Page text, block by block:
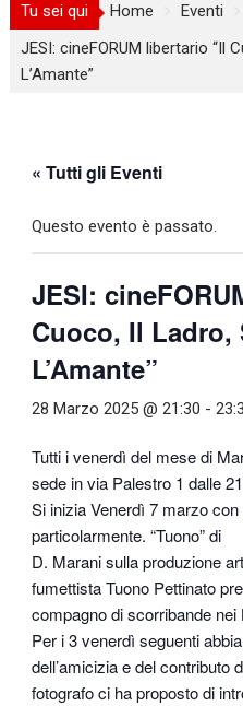
Tu sei qui Home
Eventi
JESI: cineFORUM libertario “Il
L’Amante”
« Tutti gli Eventi
Questo evento è passato.
JESI:
Cuoco, Il Ladro,
L’Amante”
28 Marzo 2025 @ 21:30 -
Tutti i venerdì del mese di
sede in via Palestro 1 dalle
Si inizia Venerdì 7 marzo
particolarmente. “Tuono” di
D. Marani sulla produzione
fumettista Tuono Pettinato
compagno di scorribande nei
Per i 3 venerdì seguenti
dell’amicizia e del contributo
fotografo ci ha proposto di